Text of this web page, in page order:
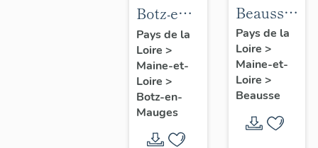
Botz-en-
Mauges :
présentation
de la
commune
Pays de la
Loire >
Maine-et-
Loire >
Botz-en-
Mauges
Beausse :
de la
commune
Pays de la
Loire >
Maine-et-
Loire >
Beausse